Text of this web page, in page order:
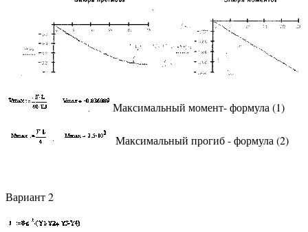
Максимальный момент- формула (1)
Максимальный прогиб - формула (2)
Вариант 2